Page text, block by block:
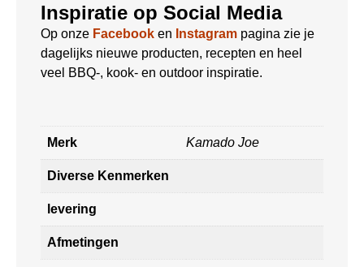
Inspiratie op Social Media
Op onze Facebook en Instagram pagina zie je
dagelijks nieuwe producten, recepten en heel
veel BBQ-, kook- en outdoor inspiratie.
Merk Kamado Joe
Diverse Kenmerken
levering
Afmetingen